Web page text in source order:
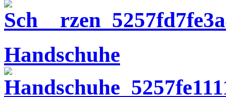
Handschuhe